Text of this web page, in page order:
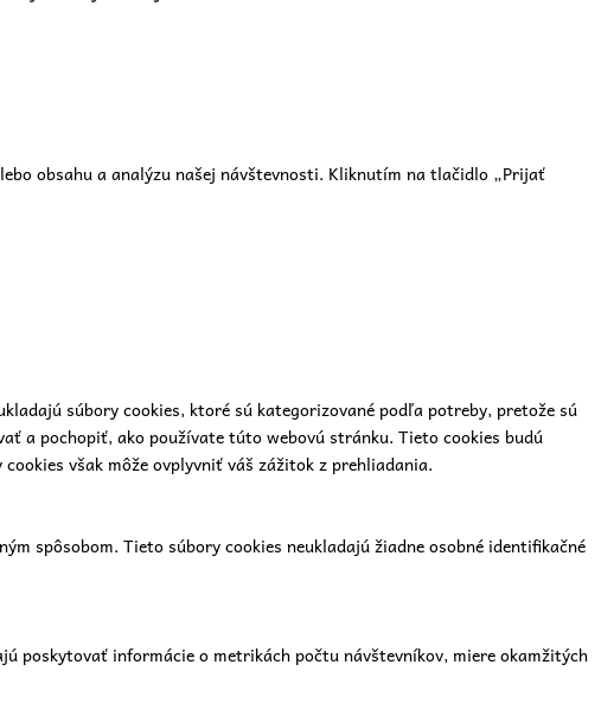
obsahu a analýzu našej návštevnosti. Kliknutím na tlačidlo „Prijať
súbory cookies, ktoré sú kategorizované podľa potreby, pretože sú
a pochopiť, ako používate túto webovú stránku. Tieto cookies budú
však môže ovplyvniť váš zážitok z prehliadania.
spôsobom. Tieto súbory cookies neukladajú žiadne osobné identifikačné
poskytovať informácie o metrikách počtu návštevníkov, miere okamžitých